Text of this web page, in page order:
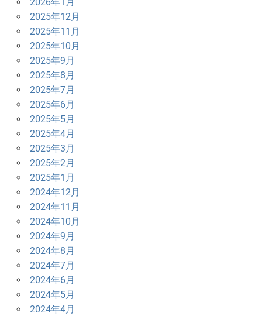
2026年1月
2025年12月
2025年11月
2025年10月
2025年9月
2025年8月
2025年7月
2025年6月
2025年5月
2025年4月
2025年3月
2025年2月
2025年1月
2024年12月
2024年11月
2024年10月
2024年9月
2024年8月
2024年7月
2024年6月
2024年5月
2024年4月